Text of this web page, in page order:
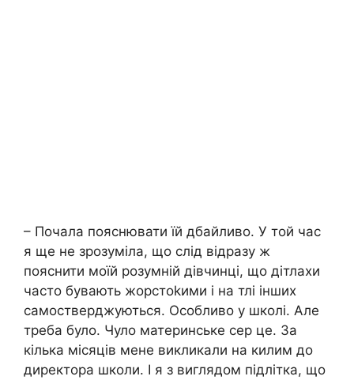
– Почала пояснювати їй дбайливо. У той час
я ще не зрозуміла, що слід відразу ж
пояснити моїй розумній дівчинці, що дітлахи
часто бувають жорстоkими і на тлі інших
самостверджуються. Особливо у школі. Але
треба було. Чуло материнське сер це. За
кілька місяців мене викликали на килим до
директора школи. І я з виглядом підлітка, що